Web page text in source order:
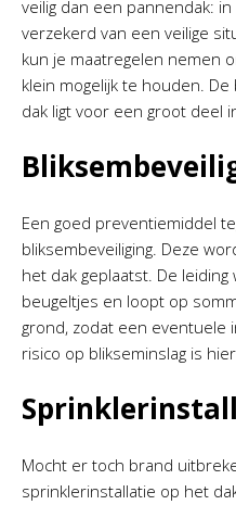
veilig dan een pannendak:
verzekerd van een veilige
kun je maatregelen nemen
klein mogelijk te houden.
dak ligt voor een groot deel
Een goed preventiemiddel
bliksembeveiliging. Deze
het dak geplaatst. De
beugeltjes en loopt op
grond, zodat een eventuele
risico op blikseminslag is
Mocht er toch brand
sprinklerinstallatie op het